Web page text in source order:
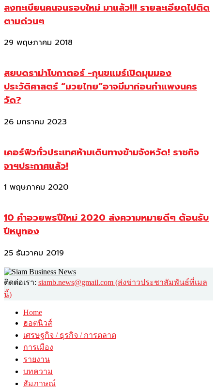
ลงทะเบียนคนจนรอบใหม่ มาแล้ว!!! รายละเอียดไปติด
ตามด่วนๆ
29 พฤษภาคม 2018
สยบดราม่าโบกาตอร์ -กุนขแมร์เปิดมุมมอง
ประวัติศาสตร์ “มวยไทย”อาจมีมาก่อนกำแพงนคร
วัด?
26 มกราคม 2023
เคอร์ฟิวทั่วประเทศห้ามเดินทางข้ามจังหวัด! ราชกิจ
จาฯประกาศแล้ว!
1 พฤษภาคม 2020
10 คำอวยพรปีใหม่ 2020 ส่งความหมายดีๆ ต้อนรับ
ปีหนูทอง
25 ธันวาคม 2019
ติดต่อเรา: siamb.news@gmail.com (ส่งข่าวประชาสัมพันธ์ที่เมล
นี้)
Home
ฮอตนิวส์
เศรษฐกิจ / ธุรกิจ / การตลาด
การเมือง
รายงาน
บทความ
สัมภาษณ์